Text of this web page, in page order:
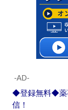
‐AD‐
◆登録無料◆薬
信！